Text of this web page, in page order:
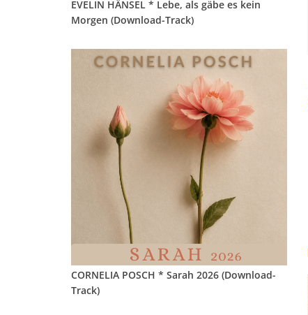
EVELIN HÄNSEL * Lebe, als gäbe es kein
Morgen (Download-Track)
CORNELIA POSCH * Sarah 2026 (Download-
Track)